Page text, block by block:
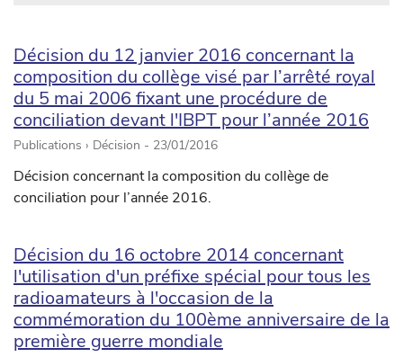
Décision du 12 janvier 2016 concernant la
composition du collège visé par l’arrêté royal
du 5 mai 2006 fixant une procédure de
conciliation devant l'IBPT pour l’année 2016
Publications › Décision - 23/01/2016
Décision concernant la composition du collège de
conciliation pour l’année 2016.
Décision du 16 octobre 2014 concernant
l'utilisation d'un préfixe spécial pour tous les
radioamateurs à l'occasion de la
commémoration du 100ème anniversaire de la
première guerre mondiale